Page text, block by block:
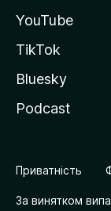
YouTube
TikTok
Bluesky
Podcast
Приватність
За винятком